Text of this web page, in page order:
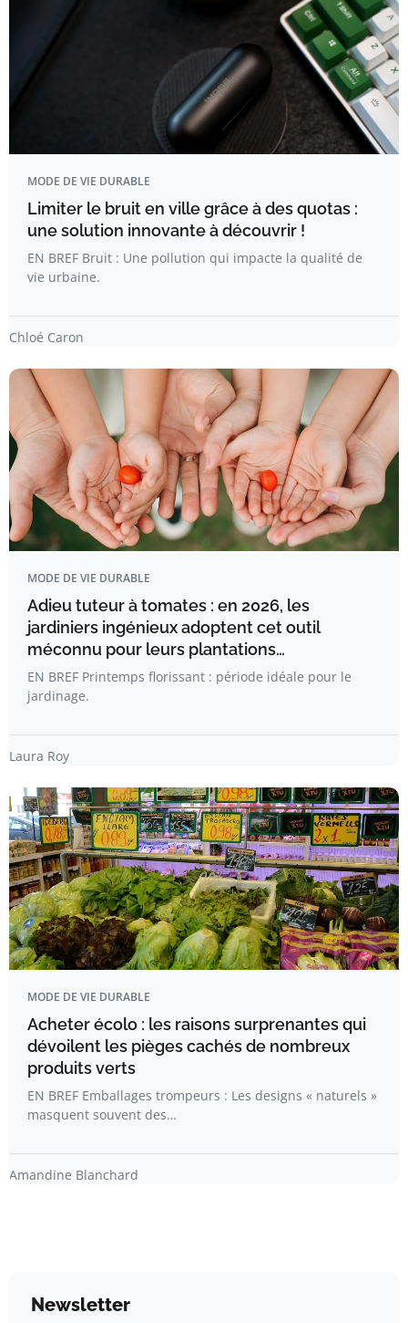
MODE DE VIE DURABLE
Limiter le bruit en ville grâce à des quotas :
une solution innovante à découvrir !
EN BREF Bruit : Une pollution qui impacte la qualité de
vie urbaine.
Chloé Caron
MODE DE VIE DURABLE
Adieu tuteur à tomates : en 2026, les
jardiniers ingénieux adoptent cet outil
méconnu pour leurs plantations…
EN BREF Printemps florissant : période idéale pour le
jardinage.
Laura Roy
MODE DE VIE DURABLE
Acheter écolo : les raisons surprenantes qui
dévoilent les pièges cachés de nombreux
produits verts
EN BREF Emballages trompeurs : Les designs « naturels »
masquent souvent des…
Amandine Blanchard
Newsletter